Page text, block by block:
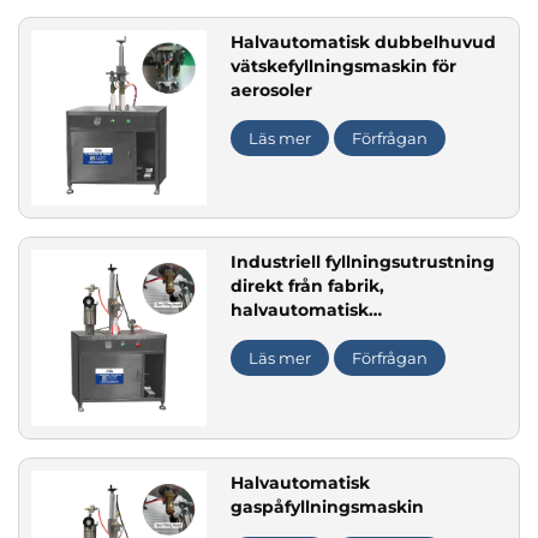
Halvautomatisk dubbelhuvud
vätskefyllningsmaskin för
aerosoler
Läs mer Förfrågan
Industriell fyllningsutrustning
direkt från fabrik,
halvautomatisk
till salu
Läs mer Förfrågan
Halvautomatisk
gaspåfyllningsmaskin